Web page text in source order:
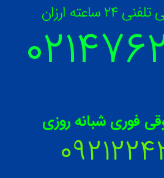
ارزان
فوری شبانه روزی